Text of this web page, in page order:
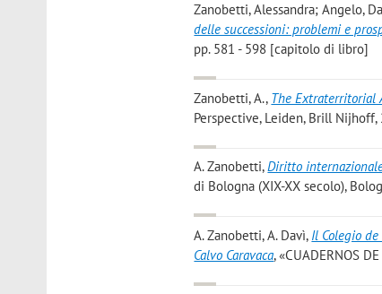
Zanobetti, Alessandra; Angelo,
delle successioni: problemi e
pp. 581 - 598 [capitolo di libro]
Zanobetti, A., The Extraterritorial
Perspective, Leiden, Brill
A. Zanobetti,Diritto
di Bologna (XIX-XX secolo),
A. Zanobetti, A. Davì, Il Colegio
Calvo Caravaca, «CUADERNOS